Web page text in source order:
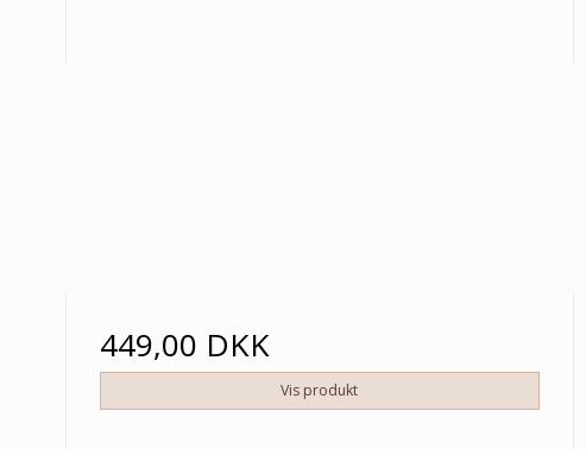
449,00 DKK
Vis produkt